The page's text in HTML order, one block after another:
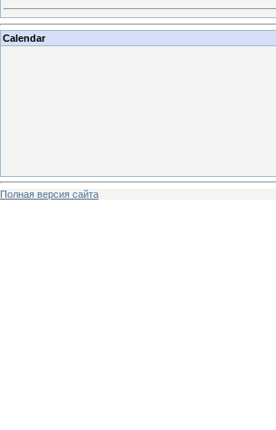
Calendar
Полная версия сайта